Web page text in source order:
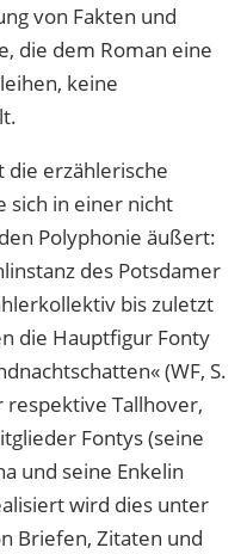
von Fakten und
die dem Roman eine
keine
erzählerische
sich in einer nicht
Polyphonie äußert:
des Potsdamer
bis zuletzt
die Hauptfigur Fonty
(WF, S.
respektive Tallhover,
Fontys (seine
und seine Enkelin
wird dies unter
Briefen, Zitaten und